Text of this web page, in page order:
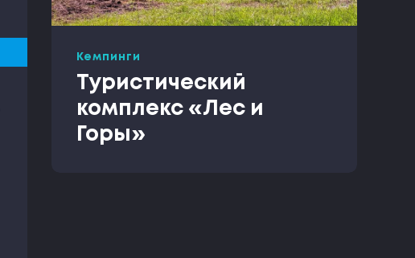
Кемпинги
Туристический
комплекс «Лес и
Горы»